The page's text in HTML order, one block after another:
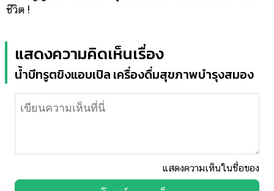
ชีวิต !
แสดงความคิดเห็นเรื่อง
น้ำบีทรูตขิงแอบเปิล เครื่องดื่มสุขภาพบำรุงสมอง
แสดงความเห็นในชื่อของ